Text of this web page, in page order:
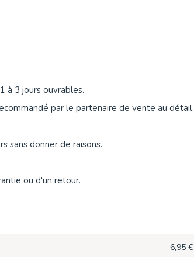
à 3 jours ouvrables.
par le partenaire de vente au détail.
sans donner de raisons.
ou d'un retour.
6,95 €